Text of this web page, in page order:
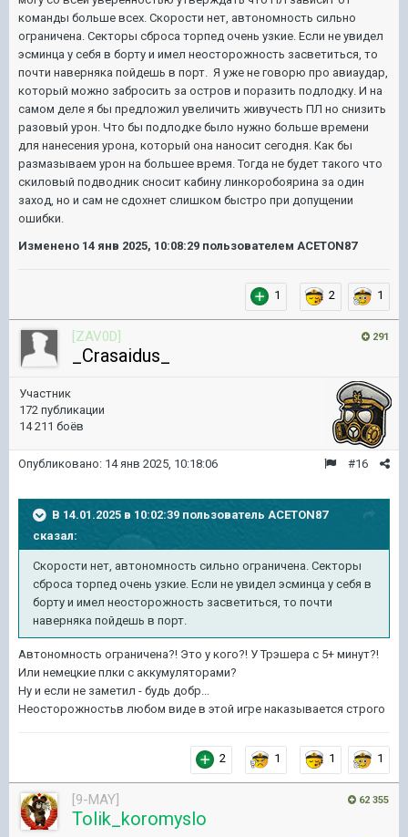
команды больше всех. Скорости нет, автономность сильно
ограничена. Секторы сброса торпед очень узкие. Если не увидел
эсминца у себя в борту и имел неосторожность засветиться, то
почти наверняка пойдешь в порт. Я уже не говорю про авиаудар,
который можно забросить за остров и поразить подлодку. И на
самом деле я бы предложил увеличить живучесть ПЛ но снизить
разовый урон. Что бы подлодке было нужно больше времени
для нанесения урона, который она наносит сегодня. Как бы
размазываем урон на большее время. Тогда не будет такого что
скиловый подводник сносит кабину линкоробоярина за один
заход, но и сам не сдохнет слишком быстро при допущении
ошибки.
Изменено 14 янв 2025, 10:08:29 пользователем ACETON87
1 2 1
291
[ZAV0D]
_Crasaidus_
Участник
172 публикации
14 211 боёв
#16
Опубликовано: 14 янв 2025, 10:18:06
В 14.01.2025 в 10:02:39 пользователь ACETON87
сказал:
Скорости нет, автономность сильно ограничена. Секторы
сброса торпед очень узкие. Если не увидел эсминца у себя в
борту и имел неосторожность засветиться, то почти
наверняка пойдешь в порт.
Автономность ограничена?! Это у кого?! У Трэшера с 5+ минут?!
Или немецкие плки с аккумуляторами?
Ну и если не заметил - будь добр...
Неосторожностьв любом виде в этой игре наказывается строго
2 1 1 1
62 355
[9-MAY]
Tolik_koromyslo